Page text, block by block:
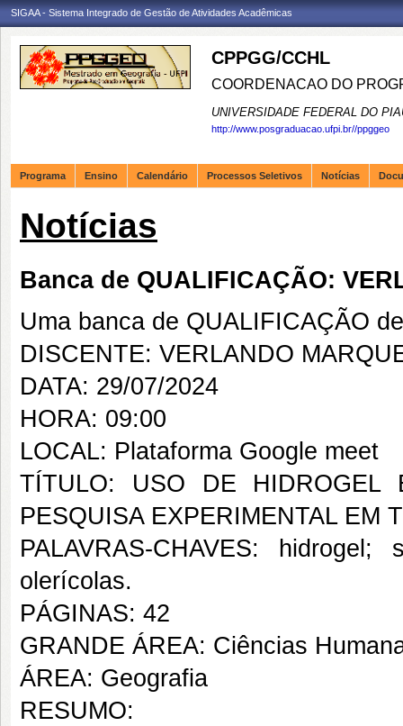
SIGAA - Sistema Integrado de Gestão de Atividades Acadêmicas
CPPGG/CCHL
COORDENACAO DO
UNIVERSIDADE FEDERAL DO
http://www.posgraduacao.ufpi.br//ppggeo
Programa Ensino Calendário Processos Seletivos Notícias
Notícias
Banca de QUALIFICAÇÃO:
Uma banca de QUALIFICAÇÃO
DISCENTE: VERLANDO
DATA: 29/07/2024
HORA: 09:00
LOCAL: Plataforma Google meet
TÍTULO: USO DE HIDROGEL
PESQUISA EXPERIMENTAL EM
PALAVRAS-CHAVES:
olerícolas.
PÁGINAS: 42
GRANDE ÁREA: Ciências
ÁREA: Geografia
RESUMO: